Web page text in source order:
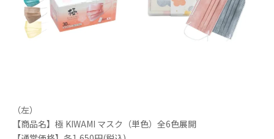
（左）
【商品名】極 KIWAMI マスク（単色）全6色展開